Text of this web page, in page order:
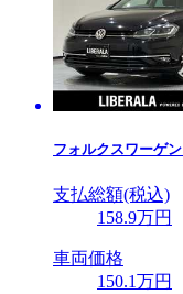
フォルクスワーゲン
支払総額(税込)
158.9万円
車両価格
150.1万円